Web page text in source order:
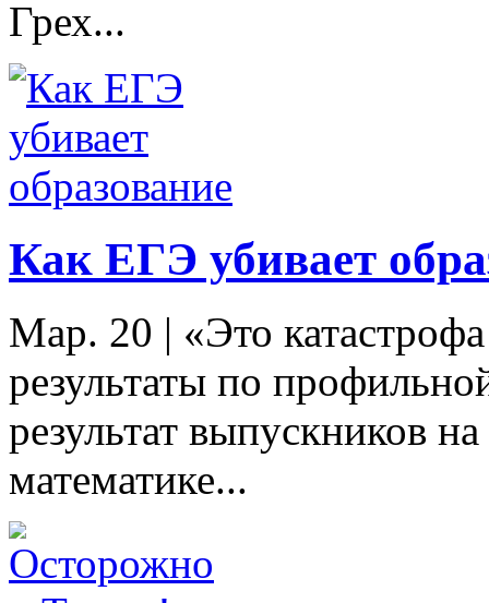
Грех...
Как ЕГЭ убивает
Мар. 20 | «Это
результаты по
результат выпускников
математике...